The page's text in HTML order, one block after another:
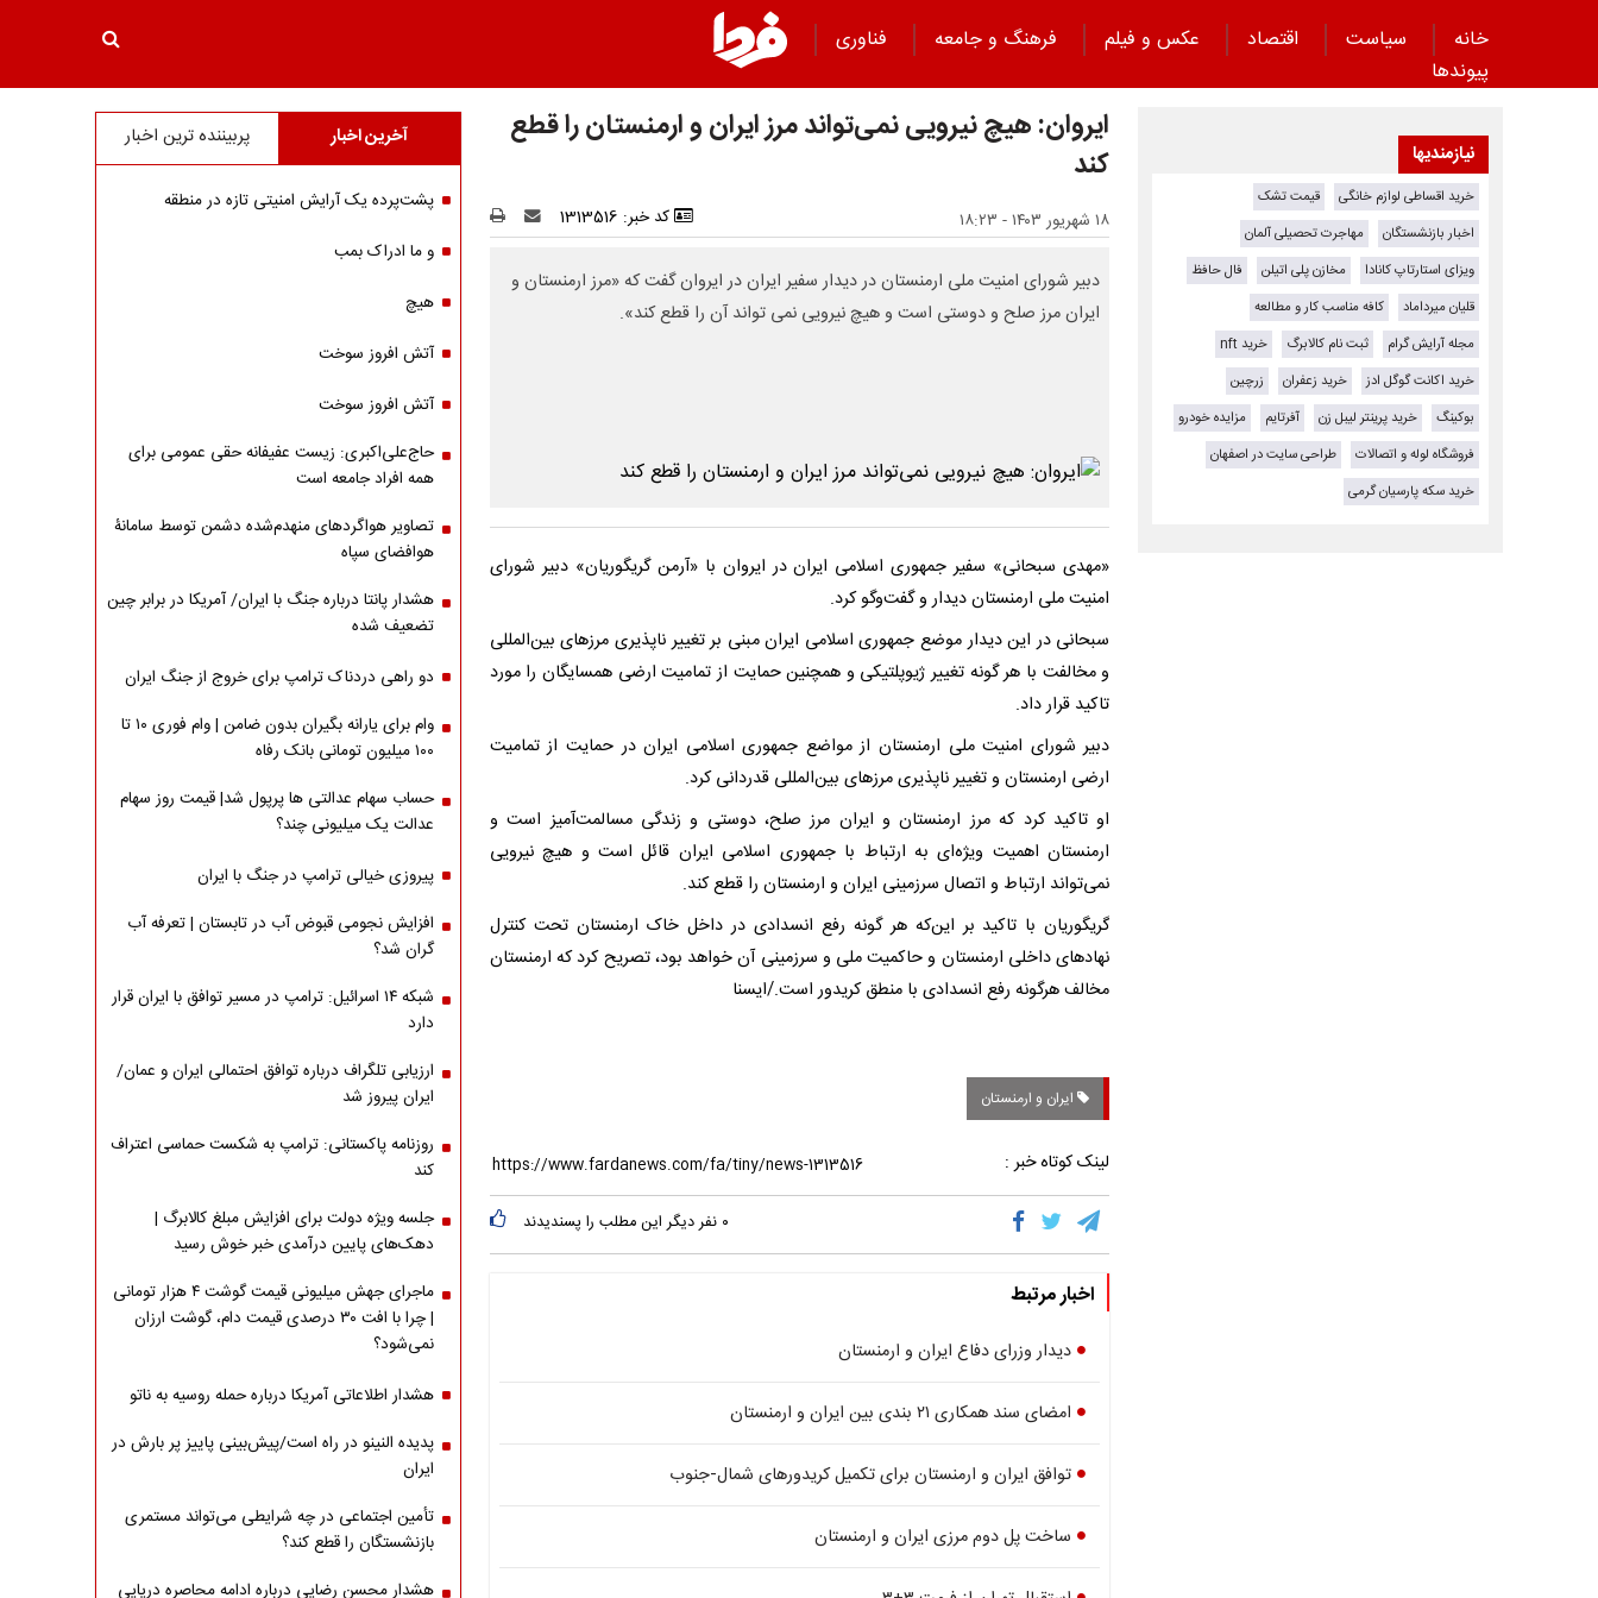
خانه سیاست اقتصاد عکس و فیلم فرهنگ و جامعه
فناوری
پیوند‌ها
ایروان: هیچ نیرویی نمی‌تواند مرز ایران و ارمنستان را قطع
کند
۱۸ شهریور ۱۴۰۳ - ۱۸:۲۳ کد خبر: 1313516
دبیر شورای امنیت ملی ارمنستان در دیدار سفیر ایران در ایروان گفت که «مرز ارمنستان و
ایران مرز صلح و دوستی است و هیچ نیرویی نمی تواند آن را قطع کند».
«مهدی سبحانی» سفیر جمهوری اسلامی ایران در ایروان با «آرمن گریگوریان» دبیر شورای
امنیت ملی ارمنستان دیدار و گفت‌وگو کرد.
سبحانی در این دیدار موضع جمهوری اسلامی ایران مبنی بر تغییر ناپذیری مرزهای بین‌المللی
و مخالفت با هر گونه تغییر ژیوپلتیکی و همچنین حمایت از تمامیت ارضی همسایگان را مورد
تاکید قرار داد.
دبیر شورای امنیت ملی ارمنستان از مواضع جمهوری اسلامی ایران در حمایت از تمامیت
ارضی ارمنستان و تغییر ناپذیری مرزهای بین‌المللی قدردانی کرد.
او تاکید کرد که مرز ارمنستان و ایران مرز صلح، دوستی و زندگی مسالمت‌آمیز است و
ارمنستان اهمیت ویژه‌ای به ارتباط با جمهوری اسلامی ایران قائل است و هیچ نیرویی
نمی‌تواند ارتباط و اتصال سرزمینی ایران و ارمنستان را قطع کند.
گریگوریان با تاکید بر این‌که هر گونه رفع انسدادی در داخل خاک ارمنستان تحت کنترل
نهادهای داخلی ارمنستان و حاکمیت ملی و سرزمینی آن خواهد بود، تصریح کرد که ارمنستان
مخالف هرگونه رفع انسدادی با منطق کریدور است./ایسنا
ایران و ارمنستان
لینک کوتاه خبر :
۰ نفر دیگر این مطلب را پسندیدند
اخبار مرتبط
دیدار وزرای دفاع ایران و ارمنستان
امضای سند همکاری ۲۱ بندی بین ایران و ارمنستان
توافق ایران و ارمنستان برای تکمیل کریدورهای شمال-جنوب
ساخت پل دوم مرزی ایران و ارمنستان
نیازمندیها
خرید اقساطی لوازم خانگی
قیمت تشک
اخبار بازنشستگان
مهاجرت تحصیلی آلمان
ویزای استارتاپ کانادا
مخازن پلی اتیلن
فال حافظ
قلیان میرداماد
کافه مناسب کار و مطالعه
مجله آرایش گرام
ثبت نام کالابرگ
خرید nft
خرید اکانت گوگل ادز
خرید زعفران
زرچین
بوکینگ
خرید پرینتر لیبل زن آفرتایم
مزایده خودرو
فروشگاه لوله و اتصالات
طراحی سایت در اصفهان
خرید سکه پارسیان گرمی
آخرین اخبار پربیننده ترین اخبار
پشت‌پرده یک آرایش امنیتی تازه در منطقه
و ما ادراک بمب
هیچ
آتش افروز سوخت
آتش افروز سوخت
حاج‌علی‌اکبری: زیست عفیفانه حقی عمومی برای
همه افراد جامعه است
تصاویر هواگردهای منهدم‌شده دشمن توسط سامانۀ
هوافضای سپاه
هشدار پانتا درباره جنگ با ایران/ آمریکا در برابر چین
تضعیف شده
دو راهی دردناک ترامپ برای خروج از جنگ ایران
وام برای یارانه بگیران بدون ضامن | وام فوری ۱۰ تا
۱۰۰ میلیون تومانی بانک رفاه
حساب سهام عدالتی ها پرپول شد| قیمت روز سهام
عدالت یک میلیونی چند؟
پیروزی خیالی ترامپ در جنگ با ایران
افزایش نجومی قبوض آب در تابستان | تعرفه آب
گران شد؟
شبکه ۱۴ اسرائیل: ترامپ در مسیر توافق با ایران قرار
دارد
ارزیابی تلگراف درباره توافق احتمالی ایران و عمان/
ایران پیروز شد
روزنامه پاکستانی: ترامپ به شکست حماسی اعتراف
کند
جلسه ویژه دولت برای افزایش مبلغ کالابرگ |
دهک‌های پایین درآمدی خبر خوش رسید
ماجرای جهش میلیونی قیمت گوشت ۴ هزار تومانی
| چرا با افت ۳۰ درصدی قیمت دام، گوشت ارزان
نمی‌شود؟
هشدار اطلاعاتی آمریکا درباره حمله روسیه به ناتو
پدیده النینو در راه است/پیش‌بینی پاییز پر بارش در
ایران
تأمین اجتماعی در چه شرایطی می‌تواند مستمری
بازنشستگان را قطع کند؟
هشدار محسن رضایی درباره ادامه محاصره دریایی